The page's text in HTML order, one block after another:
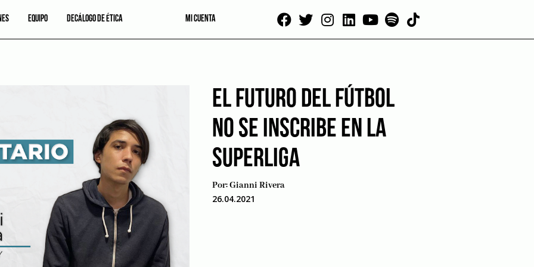
EQUIPO DECÁLOGO DE ÉTICA MI CUENTA
EL FUTURO DEL FÚTBOL
NO SE INSCRIBE EN LA
SUPERLIGA
Por:Gianni Rivera
26.04.2021